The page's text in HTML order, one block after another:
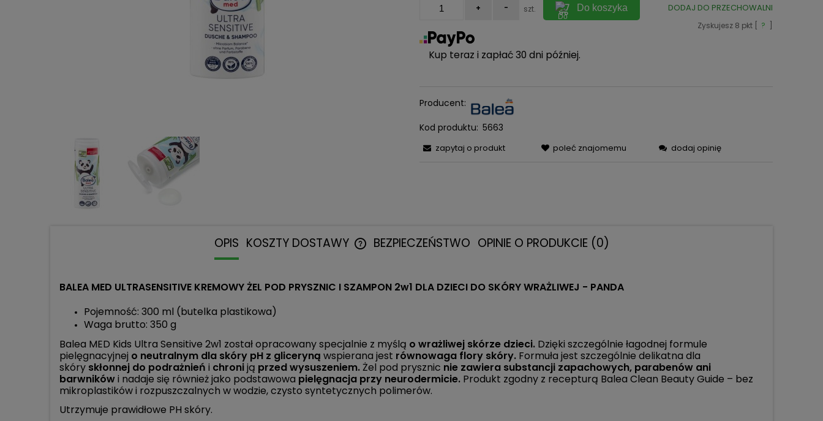
+ - szt. Do koszyka DODAJ DO PRZECHOWALNI
Zyskujesz 8 pkt [ ?
Kup teraz i zapłać 30 dni później.
Producent:
Kod produktu: 5663
zapytaj o produkt poleć znajomemu dodaj opinię
OPIS KOSZTY DOSTAWY
KOSZTÓW PŁATNOŚCI
BEZPIECZEŃSTWO OPINIE O PRODUKCIE (0)
BALEA MED ULTRASENSITIVE KREMOWY ŻEL POD PRYSZNIC I SZAMPON 2w1 DLA DZIECI DO SKÓRY WRAŻLIWEJ - PANDA
Pojemność: 300 ml (butelka plastikowa)
Waga brutto: 350 g
Balea MED Kids Ultra Sensitive 2w1 został opracowany specjalnie z myślą o wrażliwej skórze dzieci. Dzięki szczególnie łagodnej formule
pielęgnacyjnej o neutralnym dla skóry pH z gliceryną wspierana jest równowaga flory skóry. Formuła jest szczególnie delikatna dla
skóry skłonnej do podrażnień i chroniją przed wysuszeniem.Żel pod prysznic nie zawiera substancji zapachowych, parabenów ani
barwnikówi nadaje się również jako podstawowa pielęgnacja przy neurodermicie. Produkt zgodny z recepturą Balea Clean Beauty Guide – bez
mikroplastików i rozpuszczalnych w wodzie, czysto syntetycznych polimerów.
Utrzymuje prawidłowe PH skóry.